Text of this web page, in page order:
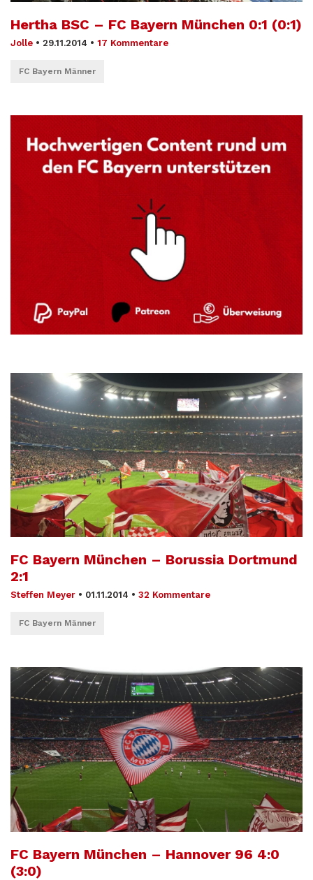
Hertha BSC – FC Bayern München 0:1 (0:1)
Jolle • 29.11.2014 • 17 Kommentare
FC Bayern Männer
FC Bayern München – Borussia Dortmund
2:1
Steffen Meyer • 01.11.2014 • 32 Kommentare
FC Bayern Männer
FC Bayern München – Hannover 96 4:0
(3:0)